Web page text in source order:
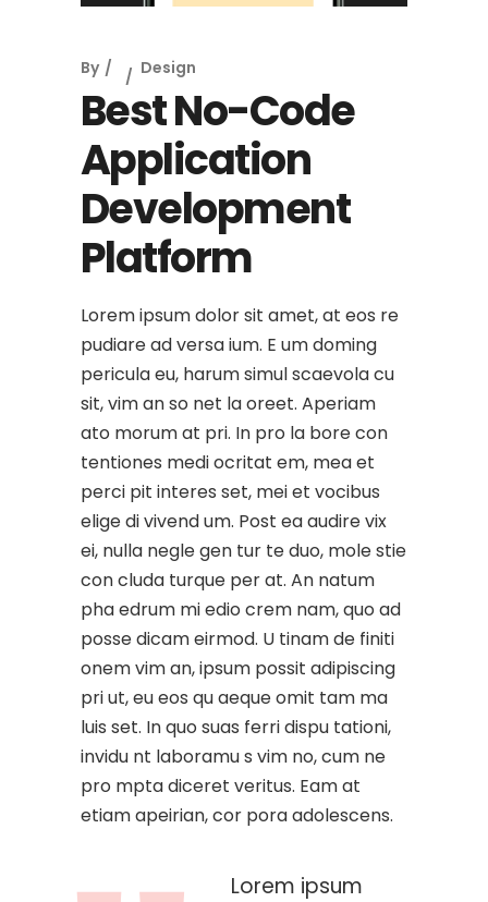
By Design
Best No-Code
Application
Development
Platform
Lorem ipsum dolor sit amet, at eos re
pudiare ad versa ium. E um doming
pericula eu, harum simul scaevola cu
sit, vim an so net la oreet. Aperiam
ato morum at pri. In pro la bore con
tentiones medi ocritat em, mea et
perci pit interes set, mei et vocibus
elige di vivend um. Post ea audire vix
ei, nulla negle gen tur te duo, mole stie
con cluda turque per at. An natum
pha edrum mi edio crem nam, quo ad
posse dicam eirmod. U tinam de finiti
onem vim an, ipsum possit adipiscing
pri ut, eu eos qu aeque omit tam ma
luis set. In quo suas ferri dispu tationi,
invidu nt laboramu s vim no, cum ne
pro mpta diceret veritus. Eam at
etiam apeirian, cor pora adolescens.
Lorem ipsum